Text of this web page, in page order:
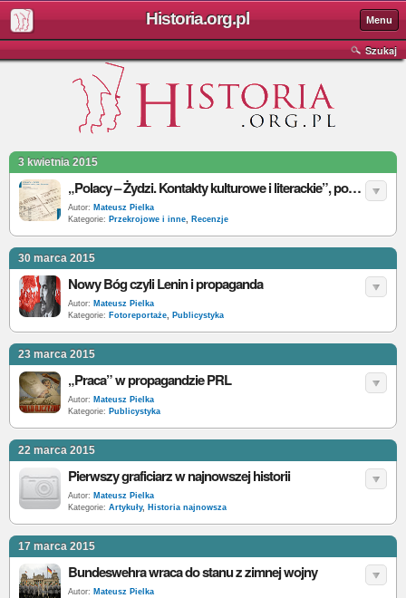
Historia.org.pl Menu
Szukaj
3 kwietnia 2015
„Polacy – Żydzi. Kontakty kulturowe i literackie”, pod red. E. Prokop – Janiec – recenzja
Autor: Mateusz Pielka
Kategorie: Przekrojowe i inne, Recenzje
30 marca 2015
Nowy Bóg czyli Lenin i propaganda
Autor: Mateusz Pielka
Kategorie: Fotoreportaże, Publicystyka
23 marca 2015
„Praca” w propagandzie PRL
Autor: Mateusz Pielka
Kategorie: Publicystyka
22 marca 2015
Pierwszy graficiarz w najnowszej historii
Autor: Mateusz Pielka
Kategorie: Artykuły, Historia najnowsza
17 marca 2015
Bundeswehra wraca do stanu z zimnej wojny
Autor: Mateusz Pielka